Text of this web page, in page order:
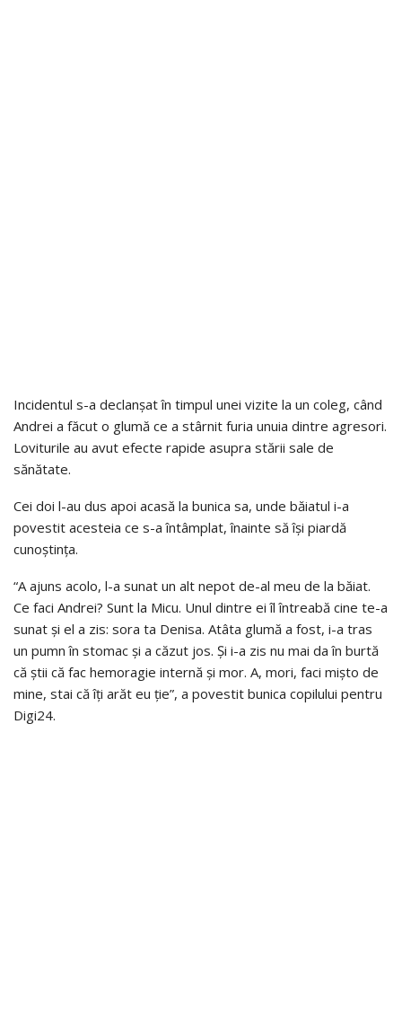
Incidentul s-a declanșat în timpul unei vizite la un coleg, când
Andrei a făcut o glumă ce a stârnit furia unuia dintre agresori.
Loviturile au avut efecte rapide asupra stării sale de
sănătate.
Cei doi l-au dus apoi acasă la bunica sa, unde băiatul i-a
povestit acesteia ce s-a întâmplat, înainte să își piardă
cunoștința.
“A ajuns acolo, l-a sunat un alt nepot de-al meu de la băiat.
Ce faci Andrei? Sunt la Micu. Unul dintre ei îl întreabă cine te-a
sunat și el a zis: sora ta Denisa. Atâta glumă a fost, i-a tras
un pumn în stomac și a căzut jos. Și i-a zis nu mai da în burtă
că știi că fac hemoragie internă și mor. A, mori, faci mișto de
mine, stai că îți arăt eu ție”, a povestit bunica copilului pentru
Digi24.